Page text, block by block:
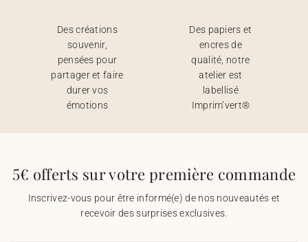
Des créations
souvenir,
pensées pour
partager et faire
durer vos
émotions
Des papiers et
encres de
qualité, notre
atelier est
labellisé
Imprim’vert®
5€ offerts sur votre première commande
Inscrivez-vous pour être informé(e) de nos nouveautés et
recevoir des surprises exclusives.